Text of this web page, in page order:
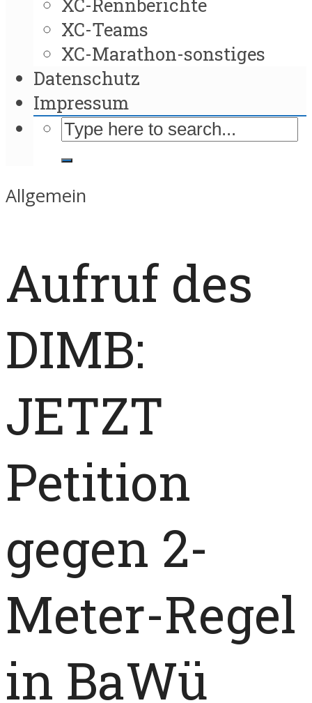
XC-Teams
XC-Marathon-sonstiges
Datenschutz
Impressum
Allgemein
Aufruf des
DIMB:
JETZT
Petition
gegen 2-
Meter-Regel
in BaWü